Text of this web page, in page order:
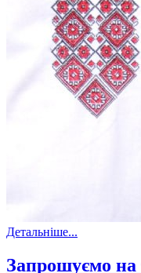
Детальніше...
Запрошуємо